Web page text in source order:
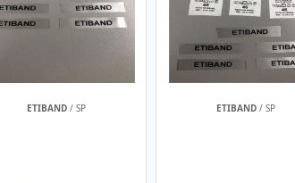
ETIBAND / SP ETIBAND/ SP